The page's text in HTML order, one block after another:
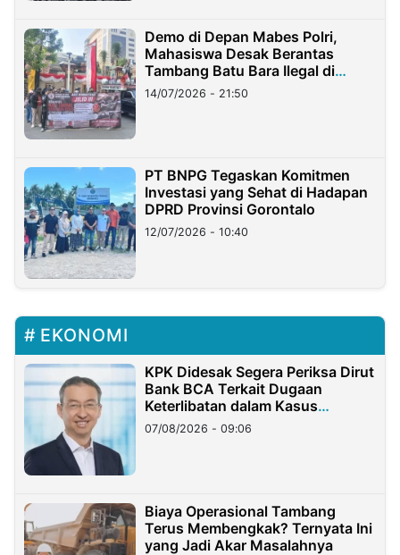
Demo di Depan Mabes Polri,
Mahasiswa Desak Berantas
Tambang Batu Bara Ilegal di
Lampung
14/07/2026 - 21:50
PT BNPG Tegaskan Komitmen
Investasi yang Sehat di Hadapan
DPRD Provinsi Gorontalo
12/07/2026 - 10:40
EKONOMI
KPK Didesak Segera Periksa Dirut
Bank BCA Terkait Dugaan
Keterlibatan dalam Kasus
Hilangnya Dana Nasabah Rp2,58
Miliar
07/08/2026 - 09:06
Biaya Operasional Tambang
Terus Membengkak? Ternyata Ini
yang Jadi Akar Masalahnya